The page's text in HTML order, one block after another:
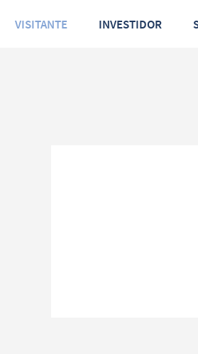
VISITANTE INVESTIDOR